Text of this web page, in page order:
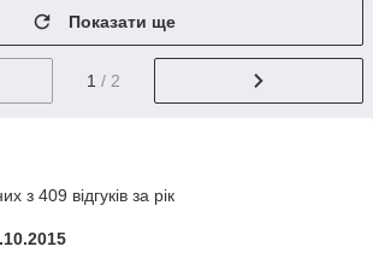
Показати ще
1 / 2
з 409 відгуків за рік